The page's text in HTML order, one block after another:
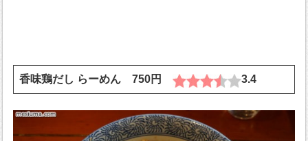
香味鶏だし らーめん 750円 3.4